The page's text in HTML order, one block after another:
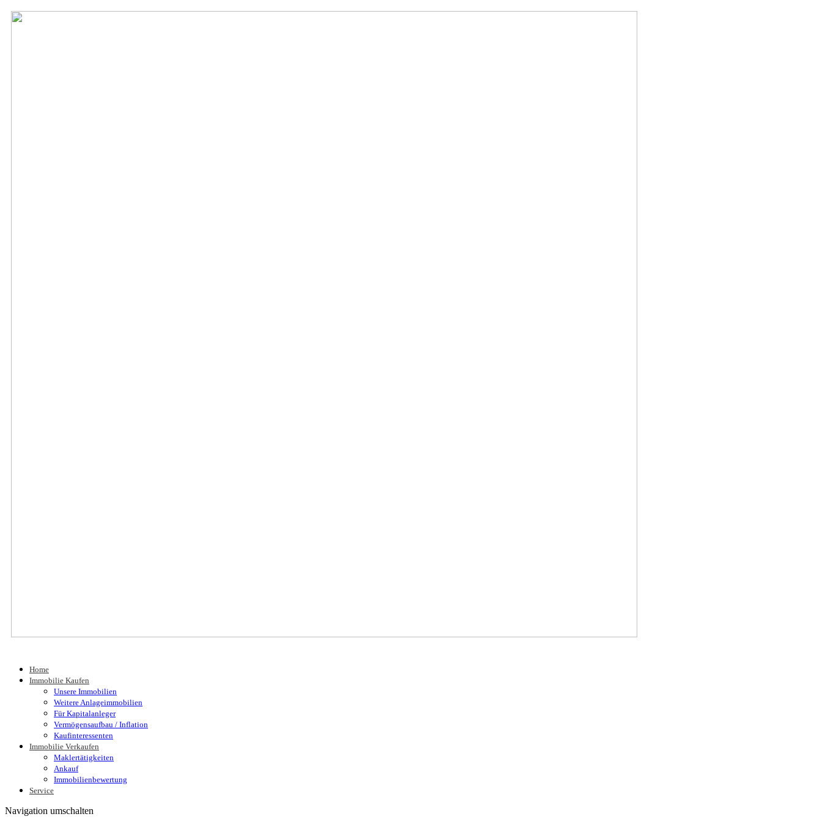
Home
Immobilie Kaufen
Unsere Immobilien
Weitere Anlageimmobilien
Für Kapitalanleger
Vermögensaufbau / Inflation
Kaufinteressenten
Immobilie Verkaufen
Maklertätigkeiten
Ankauf
Immobilienbewertung
Service
Navigation umschalten